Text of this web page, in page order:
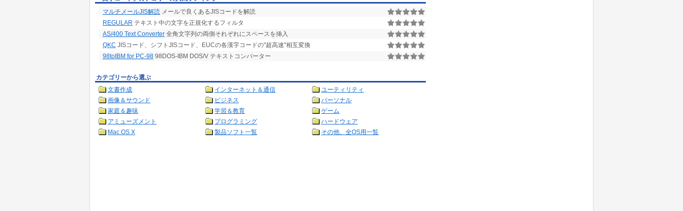
マルチメールJIS解読 メールで良くあるJISコードを解読
REGULAR テキスト中の文字を正規化するフィルタ
AS/400 Text Converter 全角文字列の両側それぞれにスペースを挿入
QKC JISコード、シフトJISコード、EUCの各漢字コードの"超高速"相互変換
98toIBM for PC-98 98DOS-IBM DOS/V テキストコンバーター
カテゴリーから選ぶ
文書作成
インターネット＆通信
ユーティリティ
画像＆サウンド
ビジネス
パーソナル
家庭＆趣味
学習＆教育
ゲーム
アミューズメント
プログラミング
ハードウェア
Mac OS X
製品ソフト一覧 その他、全OS用一覧